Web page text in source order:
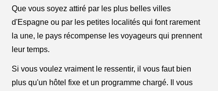
Que vous soyez attiré par les plus belles villes
d'Espagne ou par les petites localités qui font rarement
la une, le pays récompense les voyageurs qui prennent
leur temps.
Si vous voulez vraiment le ressentir, il vous faut bien
plus qu'un hôtel fixe et un programme chargé. Il vous